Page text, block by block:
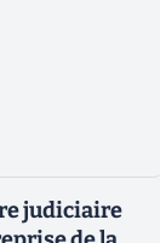
judiciaire